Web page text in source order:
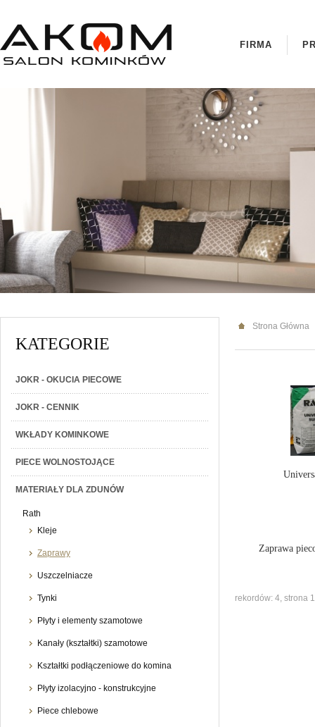
FIRMA
KATEGORIE
JOKR - OKUCIA PIECOWE
JOKR - CENNIK
WKŁADY KOMINKOWE
PIECE WOLNOSTOJĄCE
MATERIAŁY DLA ZDUNÓW
Rath
Kleje
Zaprawy
Uszczelniacze
Tynki
Płyty i elementy szamotowe
Kanały (kształtki) szamotowe
Kształtki podłączeniowe do komina
Płyty izolacyjno - konstrukcyjne
Piece chlebowe
Strona Główna
Zaprawa
rekordów: 4, strona